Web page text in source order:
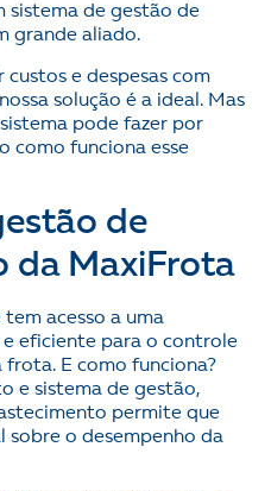
sistema de gestão de
grande aliado.
e despesas com
solução é a ideal. Mas
pode fazer por
como funciona esse
de
da MaxiFrota
acesso a uma
eficiente para o controle
frota. E como funciona?
e sistema de gestão,
permite que
o desempenho da